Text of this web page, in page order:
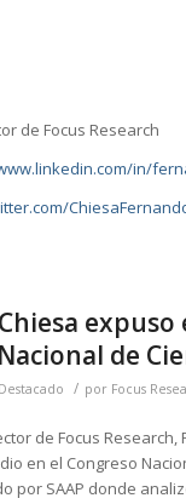
de Focus Research
in/
expuso
de
Destacado / por Focus
de Focus Research,
en el Congreso
por SAAP donde